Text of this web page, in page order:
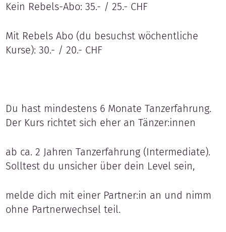
Kein Rebels-Abo: 35.- / 25.- CHF
Mit Rebels Abo (du besuchst wöchentliche
Kurse): 30.- / 20.- CHF
Du hast mindestens 6 Monate Tanzerfahrung.
Der Kurs richtet sich eher an Tänzer:innen
ab ca. 2 Jahren Tanzerfahrung (Intermediate).
Solltest du unsicher über dein Level sein,
melde dich mit einer Partner:in an und nimm
ohne Partnerwechsel teil.